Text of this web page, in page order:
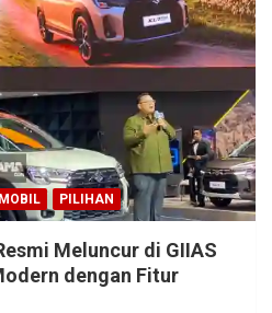
MOBIL PILIHAN
Meluncur di GIIAS
dengan Fitur